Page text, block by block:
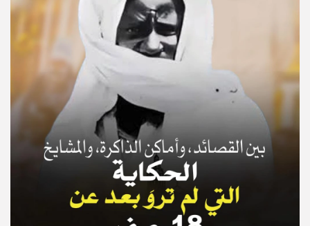
© Copyright 2025, APS